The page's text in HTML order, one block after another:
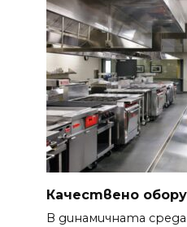
Качествено
В динамичната